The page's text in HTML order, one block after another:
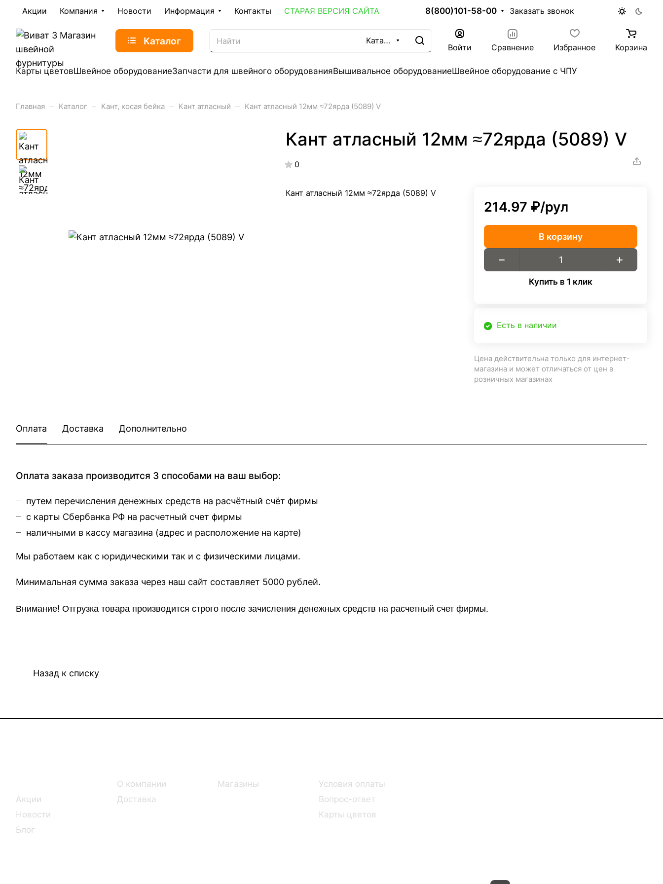
Акции Компания Новости Информация Контакты СТАРАЯ ВЕРСИЯ САЙТА 8(800)101-58-00 Заказать звонок
Каталог Каталог
Войти Сравнение Избранное Корзина
Карты цветовШвейное оборудованиеЗапчасти для швейного оборудованияВышивальное оборудованиеШвейное оборудование с ЧПУ
Главная – Каталог – Кант, косая бейка – Кант атласный – Кант атласный 12мм ≈72ярда (5089) V
Кант атласный 12мм ≈72ярда (5089) V
0
Кант атласный 12мм ≈72ярда (5089) V
214.97 ₽/рул
В корзину
Купить в 1 клик
Есть в наличии
Цена действительна только для интернет-
магазина и может отличаться от цен в
розничных магазинах
Оплата Доставка Дополнительно
Оплата заказа производится 3 способами на ваш выбор:
путем перечисления денежных средств на расчётный счёт фирмы
с карты Сбербанка РФ на расчетный счет фирмы
наличными в кассу магазина (адрес и расположение на карте)
Мы работаем как с юридическими так и с физическими лицами.
Минимальная сумма заказа через наш сайт составляет 5000 рублей.
Внимание! Отгрузка товара производится строго после зачисления денежных средств на расчетный счет фирмы.
Назад к списку
Акции
Новости
Блог
О компании
Доставка
Магазины
Условия оплаты
Вопрос-ответ
Карты цветов